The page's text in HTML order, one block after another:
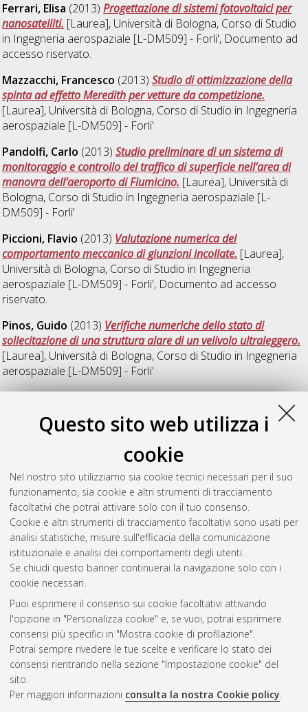
Questo sito web utilizza i
cookie
Nel nostro sito utilizziamo sia cookie tecnici necessari per il suo
funzionamento, sia cookie e altri strumenti di tracciamento
facoltativi che potrai attivare solo con il tuo consenso.
Cookie e altri strumenti di tracciamento facoltativi sono usati per
analisi statistiche, misure sull'efficacia della comunicazione
istituzionale e analisi dei comportamenti degli utenti.
Se chiudi questo banner continuerai la navigazione solo con i
cookie necessari.
Puoi esprimere il consenso sui cookie facoltativi attivando
l'opzione in "Personalizza cookie" e, se vuoi, potrai esprimere
consensi più specifici in "Mostra cookie di profilazione".
Potrai sempre rivedere le tue scelte e verificare lo stato dei
consensi rientrando nella sezione "Impostazione cookie" del
sito.
Per maggiori informazioni consulta la nostra Cookie policy.
Ferrari, Elisa (2013)Progettazione di sistemi fotovoltaici per
nanosatelliti. [Laurea], Università di Bologna, Corso di Studio
in Ingegneria aerospaziale [L-DM509] - Forli', Documento ad
accesso riservato.
Mazzacchi, Francesco (2013)Studio di ottimizzazione della
spinta ad effetto Meredith per vetture da competizione.
[Laurea], Università di Bologna, Corso di Studio in Ingegneria
aerospaziale [L-DM509] - Forli'
Pandolfi, Carlo (2013)Studio preliminare di un sistema di
monitoraggio e controllo del traffico di superficie nell’area di
manovra dell’aeroporto di Fiumicino. [Laurea], Università di
Bologna, Corso di Studio in Ingegneria aerospaziale [L-
DM509] - Forli'
Piccioni, Flavio (2013) Valutazione numerica del
comportamento meccanico di giunzioni incollate. [Laurea],
Università di Bologna, Corso di Studio in Ingegneria
aerospaziale [L-DM509] - Forli', Documento ad accesso
riservato.
Pinos, Guido (2013) Verifiche numeriche dello stato di
sollecitazione di una struttura alare di un velivolo ultraleggero.
[Laurea], Università di Bologna, Corso di Studio in Ingegneria
aerospaziale [L-DM509] - Forli'
[Laurea], Università di
Bologna, Corso di Studio inIngegneria aerospaziale [L-
piccolo motore bicilindrico per uso aeronautico.[Laurea],
Università di Bologna, Corso di Studio in Ingegneria
aerospaziale [L-DM509] - Forli', Documento ad accesso
riservato.
Questa lista e' stata generata ilFri Aug 7 20:41:31 2026 CEST
Atom
Rss 1.0
Rss 2.0
AMS Laurea